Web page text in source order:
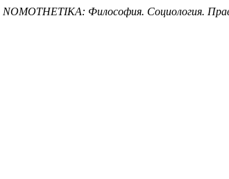
NOMOTHETIKA: Философия. Социология.